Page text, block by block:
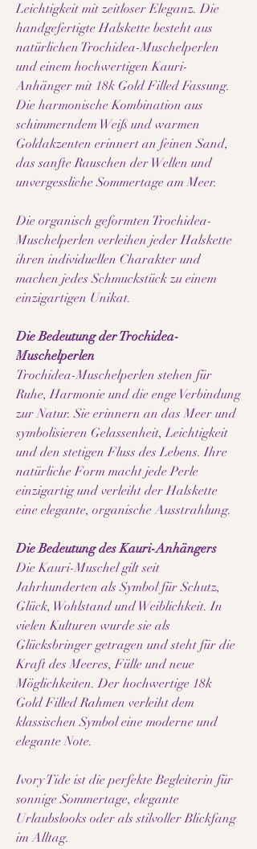
Leichtigkeit mit zeitloser Eleganz. Die
handgefertigte Halskette besteht aus
natürlichen Trochidea-Muschelperlen
und einem hochwertigen Kauri-
Anhänger mit 18k Gold Filled Fassung.
Die harmonische Kombination aus
schimmerndem Weiß und warmen
Goldakzenten erinnert an feinen Sand,
das sanfte Rauschen der Wellen und
unvergessliche Sommertage am Meer.
Die organisch geformten Trochidea-
Muschelperlen verleihen jeder Halskette
ihren individuellen Charakter und
machen jedes Schmuckstück zu einem
einzigartigen Unikat.
Die Bedeutung der Trochidea-
Muschelperlen
Trochidea-Muschelperlen stehen für
Ruhe, Harmonie und die enge Verbindung
zur Natur. Sie erinnern an das Meer und
symbolisieren Gelassenheit, Leichtigkeit
und den stetigen Fluss des Lebens. Ihre
natürliche Form macht jede Perle
einzigartig und verleiht der Halskette
eine elegante, organische Ausstrahlung.
Die Bedeutung des Kauri-Anhängers
Die Kauri-Muschel gilt seit
Jahrhunderten als Symbol für Schutz,
Glück, Wohlstand und Weiblichkeit. In
vielen Kulturen wurde sie als
Glücksbringer getragen und steht für die
Kraft des Meeres, Fülle und neue
Möglichkeiten. Der hochwertige 18k
Gold Filled Rahmen verleiht dem
klassischen Symbol eine moderne und
elegante Note.
Ivory Tide ist die perfekte Begleiterin für
sonnige Sommertage, elegante
Urlaubslooks oder als stilvoller Blickfang
im Alltag.